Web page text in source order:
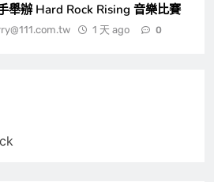
舉辦 Hard Rock Rising 音樂比賽
1 天 ago 0